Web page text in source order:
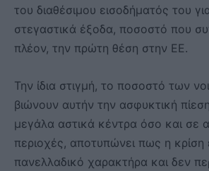
του διαθέσιμου εισοδήματός του
στεγαστικά έξοδα, ποσοστό που
πλέον, την πρώτη θέση στην ΕΕ.
Την ίδια στιγμή, το ποσοστό των
βιώνουν αυτήν την ασφυκτική
μεγάλα αστικά κέντρα όσο και σε
περιοχές, αποτυπώνει πως η κρίση
πανελλαδικό χαρακτήρα και δεν